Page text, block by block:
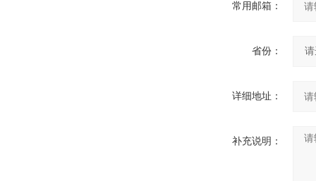
常用邮箱：
省份：
详细地址：
补充说明：